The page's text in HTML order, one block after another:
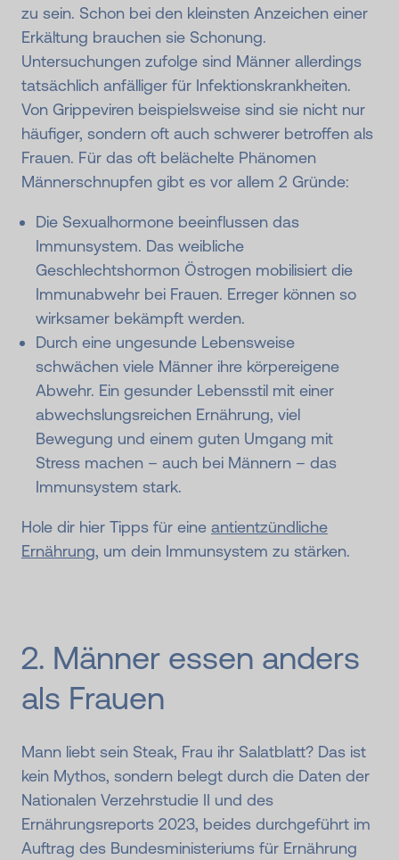
zu sein. Schon bei den kleinsten Anzeichen einer
Erkältung brauchen sie Schonung.
Untersuchungen zufolge sind Männer allerdings
tatsächlich anfälliger für Infektionskrankheiten.
Von Grippeviren beispielsweise sind sie nicht nur
häufiger, sondern oft auch schwerer betroffen als
Frauen. Für das oft belächelte Phänomen
Männerschnupfen gibt es vor allem 2 Gründe:
Die Sexualhormone beeinflussen das
Immunsystem. Das weibliche
Geschlechtshormon Östrogen mobilisiert die
Immunabwehr bei Frauen. Erreger können so
wirksamer bekämpft werden.
Durch eine ungesunde Lebensweise
schwächen viele Männer ihre körpereigene
Abwehr. Ein gesunder Lebensstil mit einer
abwechslungsreichen Ernährung, viel
Bewegung und einem guten Umgang mit
Stress machen – auch bei Männern – das
Immunsystem stark.
Hole dir hier Tipps für eine antientzündliche
Ernährung, um dein Immunsystem zu stärken.
2. Männer essen anders
als Frauen
Mann liebt sein Steak, Frau ihr Salatblatt? Das ist
kein Mythos, sondern belegt durch die Daten der
Nationalen Verzehrstudie II und des
Ernährungsreports 2023, beides durchgeführt im
Auftrag des Bundesministeriums für Ernährung